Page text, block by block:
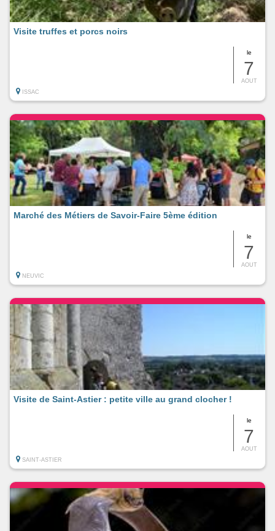
le
7
AOUT
Visite truffes et porcs noirs
ISSAC
le
7
AOUT
Marché des Métiers de Savoir-Faire 5ème édition
NEUVIC
le
7
AOUT
Visite de Saint-Astier : petite ville au grand clocher !
SAINT-ASTIER